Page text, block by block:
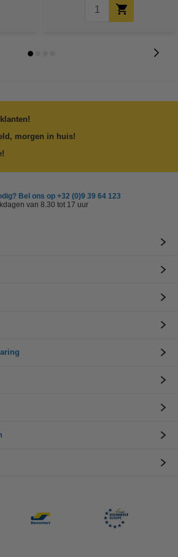
morgen in huis!
Bel ons op +32 (0)9 39 64 123
van 8.30 tot 17 uur